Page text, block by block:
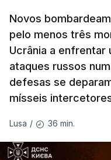
Novos
pelo menos três
Ucrânia a enfrentar
ataques russos
defesas se
mísseis
Lusa / 36 min.